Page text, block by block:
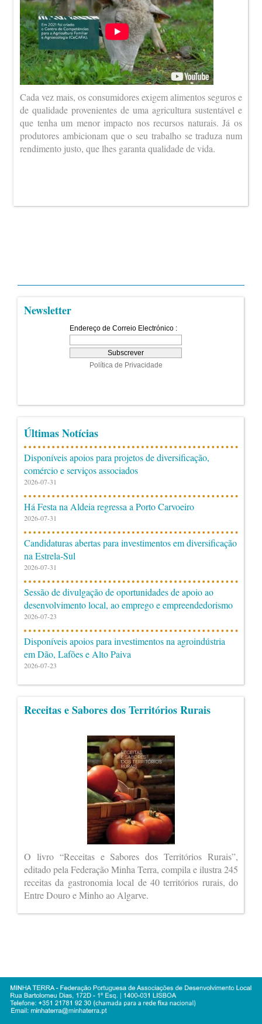
Cada vez mais, os consumidores exigem alimentos seguros e
de qualidade provenientes de uma agricultura sustentável e
que tenha um menor impacto nos recursos naturais. Já os
produtores ambicionam que o seu trabalho se traduza num
rendimento justo, que lhes garanta qualidade de vida.
Newsletter
Últimas Notícias
Disponíveis apoios para projetos de diversificação,
comércio e serviços associados
2026-07-31
Há Festa na Aldeia regressa a Porto Carvoeiro
2026-07-31
Candidaturas abertas para investimentos em diversificação
na Estrela-Sul
2026-07-31
Sessão de divulgação de oportunidades de apoio ao
desenvolvimento local, ao emprego e empreendedorismo
2026-07-23
Disponíveis apoios para investimentos na agroindústria
em Dão, Lafões e Alto Paiva
2026-07-23
Receitas e Sabores dos Territórios Rurais
O livro “Receitas e Sabores dos Territórios Rurais”,
editado pela Federação Minha Terra, compila e ilustra 245
receitas da gastronomia local de 40 territórios rurais, do
Entre Douro e Minho ao Algarve.